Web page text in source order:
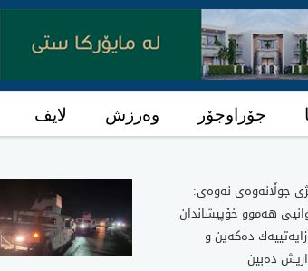
جۆراوجۆر وەرزش لایف
جوڵانه‌وه‌ی‌ نه‌وه‌ی‌:
هه‌موو خۆپیشاندان
ده‌كه‌ین و
ده‌بین